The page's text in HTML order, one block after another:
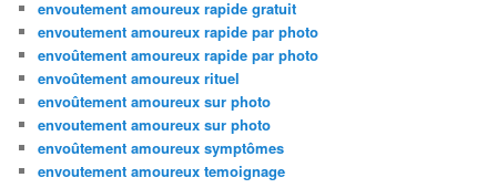
envoutement amoureux rapide gratuit
envoutement amoureux rapide par photo
envoûtement amoureux rapide par photo
envoûtement amoureux rituel
envoûtement amoureux sur photo
envoutement amoureux sur photo
envoûtement amoureux symptômes
envoutement amoureux temoignage